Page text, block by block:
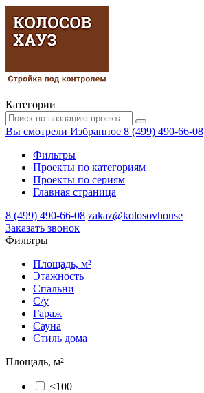
Категории
Вы смотрели Избранное 8 (499) 490-66-08
Фильтры
Проекты по категориям
Проекты по сериям
Главная страница
8 (499) 490-66-08 zakaz@kolosovhouse
3аказать звонок
Фильтры
Площадь, м²
Этажность
Спальни
С/у
Гараж
Сауна
Стиль дома
Площадь, м²
<100